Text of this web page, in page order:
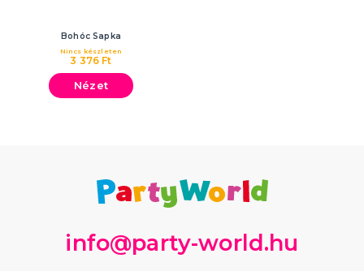
Bohóc Sapka
3 376 Ft
Nincs készleten
Nézet
info@party-world.hu